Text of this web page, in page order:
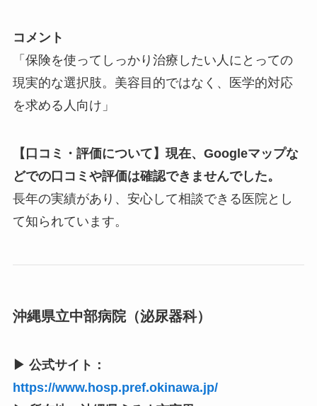
コメント
「保険を使ってしっかり治療したい人にとっての
現実的な選択肢。美容目的ではなく、医学的対応
を求める人向け」
【口コミ・評価について】現在、Googleマップな
どでの口コミや評価は確認できませんでした。
長年の実績があり、安心して相談できる医院とし
て知られています。
沖縄県立中部病院（泌尿器科）
▶ 公式サイト：
https://www.hosp.pref.okinawa.jp/